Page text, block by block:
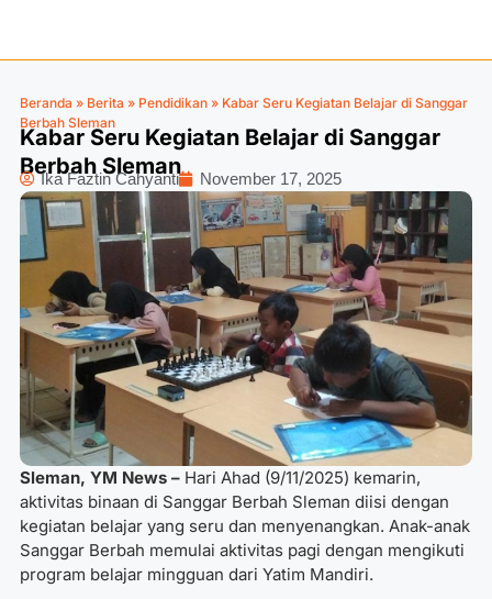
Beranda » Berita » Pendidikan » Kabar Seru Kegiatan Belajar di Sanggar
Berbah Sleman
Kabar Seru Kegiatan Belajar di Sanggar
Berbah Sleman
Ika Faztin Cahyanti November 17, 2025
Sleman, YM News – Hari Ahad (9/11/2025) kemarin,
aktivitas binaan di Sanggar Berbah Sleman diisi dengan
kegiatan belajar yang seru dan menyenangkan. Anak-anak
Sanggar Berbah memulai aktivitas pagi dengan mengikuti
program belajar mingguan dari Yatim Mandiri.